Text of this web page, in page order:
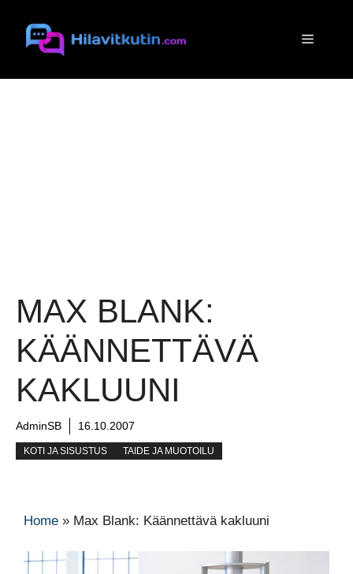
sisältöön
Valikko
MAX BLANK:
KÄÄNNETTÄVÄ
KAKLUUNI
AdminSB 16.10.2007
KOTI JA SISUSTUS TAIDE JA MUOTOILU
Home » Max Blank: Käännettävä kakluuni